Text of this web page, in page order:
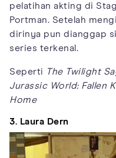
pelatihan akting di
Portman. Setelah
dirinya pun dianggap
series terkenal.
Seperti The Twilight
Jurassic World: Fallen
Home
3. Laura Dern